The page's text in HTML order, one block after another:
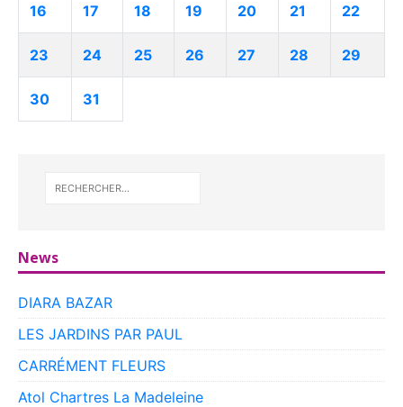
16 17 18 19 20 21 22
23 24 25 26 27 28 29
30 31
News
DIARA BAZAR
LES JARDINS PAR PAUL
CARRÉMENT FLEURS
Atol Chartres La Madeleine